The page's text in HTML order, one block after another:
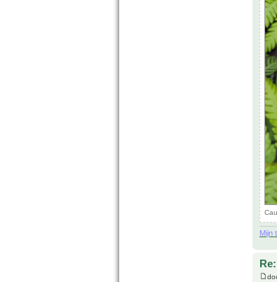
Mijn